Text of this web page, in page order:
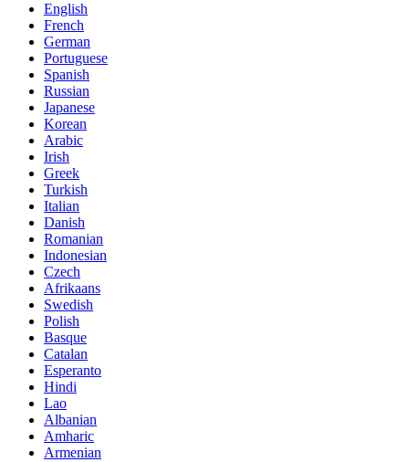
English
French
German
Portuguese
Spanish
Russian
Japanese
Korean
Arabic
Irish
Greek
Turkish
Italian
Danish
Romanian
Indonesian
Czech
Afrikaans
Swedish
Polish
Basque
Catalan
Esperanto
Hindi
Lao
Albanian
Amharic
Armenian